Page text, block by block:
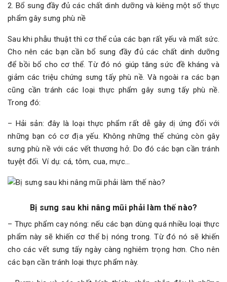
2. Bổ sung đầy đủ các chất dinh dưỡng và kiêng một số thực
phẩm gây sưng phù nề
Sau khi phẫu thuật thì cơ thể của các bạn rất yếu và mất sức.
Cho nên các bạn cần bổ sung đầy đủ các chất dinh dưỡng
để bồi bổ cho cơ thể. Từ đó nó giúp tăng sức đề kháng và
giảm các triệu chứng sưng tấy phù nề. Và ngoài ra các bạn
cũng cần tránh các loại thực phẩm gây sưng tấy phù nề.
Trong đó:
– Hải sản: đây là loại thực phẩm rất dễ gây dị ứng đối với
những bạn có cơ địa yếu. Không những thế chúng còn gây
sưng phù nề với các vết thương hở. Do đó các bạn cần tránh
tuyệt đối. Ví dụ: cá, tôm, cua, mực…
Bị sưng sau khi nâng mũi phải làm thế nào?
– Thực phẩm cay nóng: nếu các bạn dùng quá nhiều loại thực
phẩm này sẽ khiến cơ thể bị nóng trong. Từ đó nó sẽ khiến
cho các vết sưng tấy ngày càng nghiêm trọng hơn. Cho nên
các bạn cần tránh loại thực phẩm này.